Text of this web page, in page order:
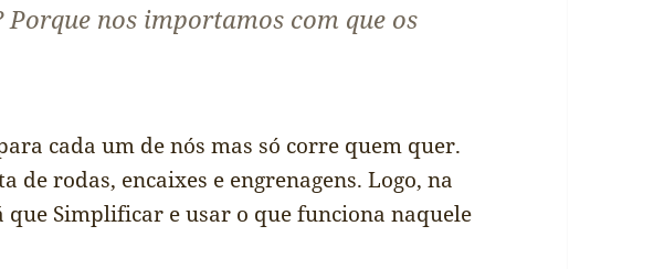
nos importamos com que os
cada um de nós mas só corre quem quer.
de rodas, encaixes e engrenagens. Logo, na
que Simplificar e usar o que funciona naquele